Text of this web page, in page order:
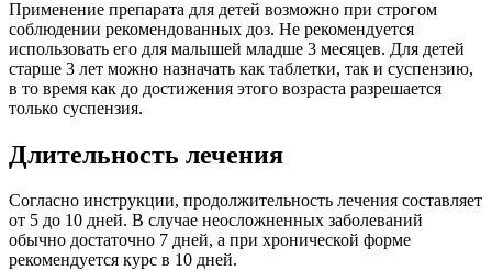
Применение препарата для детей возможно при строгом
соблюдении рекомендованных доз. Не рекомендуется
использовать его для малышей младше 3 месяцев. Для детей
старше 3 лет можно назначать как таблетки, так и суспензию,
в то время как до достижения этого возраста разрешается
только суспензия.
Длительность лечения
Согласно инструкции, продолжительность лечения составляет
от 5 до 10 дней. В случае неосложненных заболеваний
обычно достаточно 7 дней, а при хронической форме
рекомендуется курс в 10 дней.